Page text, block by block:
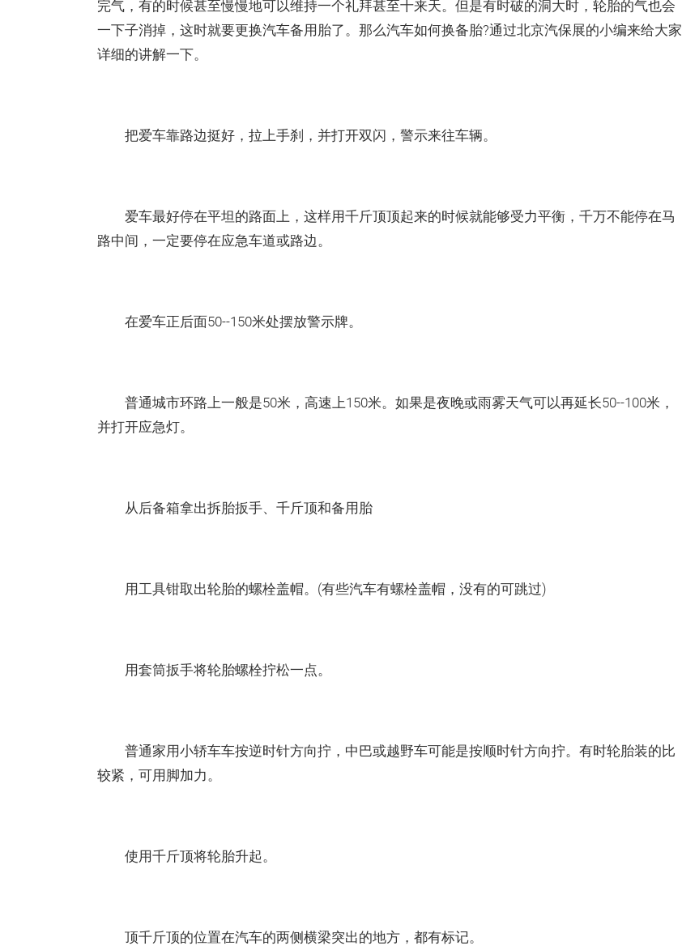
完气，有的时候甚至慢慢地可以维持一个礼拜甚至十来天。但是有时破的洞大时，轮胎的气也会
一下子消掉，这时就要更换汽车备用胎了。那么汽车如何换备胎?通过北京汽保展的小编来给大家
详细的讲解一下。
把爱车靠路边挺好，拉上手刹，并打开双闪，警示来往车辆。
爱车最好停在平坦的路面上，这样用千斤顶顶起来的时候就能够受力平衡，千万不能停在马
路中间，一定要停在应急车道或路边。
在爱车正后面50--150米处摆放警示牌。
普通城市环路上一般是50米，高速上150米。如果是夜晚或雨雾天气可以再延长50--100米，
并打开应急灯。
从后备箱拿出拆胎扳手、千斤顶和备用胎
用工具钳取出轮胎的螺栓盖帽。(有些汽车有螺栓盖帽，没有的可跳过)
用套筒扳手将轮胎螺栓拧松一点。
普通家用小轿车车按逆时针方向拧，中巴或越野车可能是按顺时针方向拧。有时轮胎装的比
较紧，可用脚加力。
使用千斤顶将轮胎升起。
顶千斤顶的位置在汽车的两侧横梁突出的地方，都有标记。